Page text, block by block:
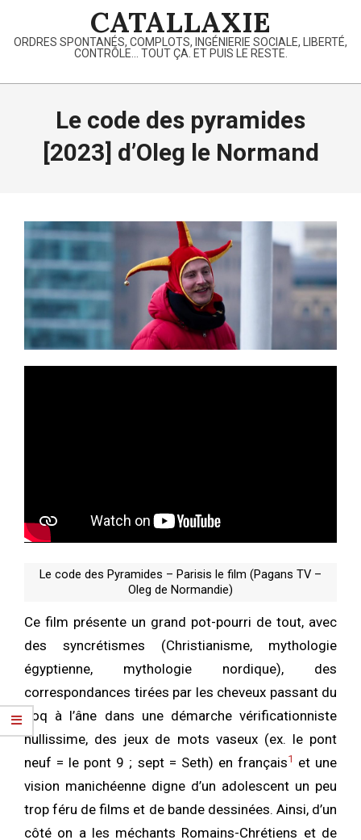
content
CATALLAXIE
ORDRES SPONTANÉS, COMPLOTS, INGÉNIERIE SOCIALE, LIBERTÉ,
CONTRÔLE… TOUT ÇA. ET PUIS LE RESTE.
Primary
Le code des pyramides
[2023] d’Oleg le Normand
Le code des Pyramides – Parisis le film (Pagans TV –
Oleg de Normandie)
Ce film présente un grand pot-pourri de tout, avec
des syncrétismes (Christianisme, mythologie
égyptienne, mythologie nordique), des
correspondances tirées par les cheveux passant du
coq à l’âne dans une démarche vérificationniste
nullissime, des jeux de mots vaseux (ex. le pont
neuf = le pont 9 ; sept = Seth) en français1 et une
vision manichéenne digne d’un adolescent un peu
trop féru de films et de bande dessinées. Ainsi, d’un
côté on a les méchants Romains-Chrétiens et de